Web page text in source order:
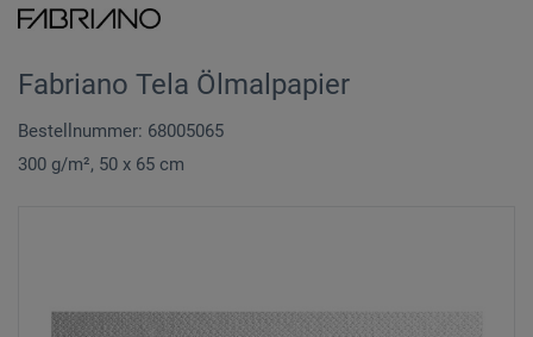
Fabriano Tela Ölmalpapier
Bestellnummer: 68005065
300 g/m², 50 x 65 cm